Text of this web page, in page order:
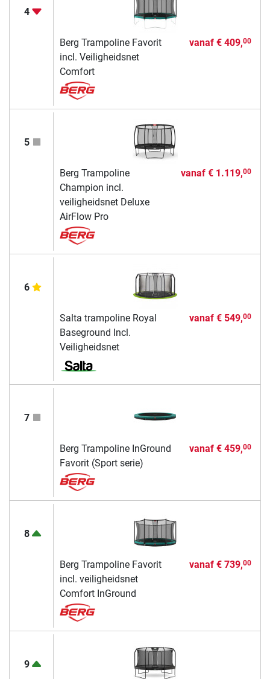
4
Berg Trampoline Favorit
incl. Veiligheidsnet
Comfort
vanaf € 409,00
5
Berg Trampoline
Champion incl.
veiligheidsnet Deluxe
AirFlow Pro
vanaf € 1.119,00
6
Salta trampoline Royal
Baseground Incl.
Veiligheidsnet
vanaf € 549,00
7
Berg Trampoline InGround
Favorit (Sport serie)
vanaf € 459,00
8
Berg Trampoline Favorit
incl. veiligheidsnet
Comfort InGround
vanaf € 739,00
9